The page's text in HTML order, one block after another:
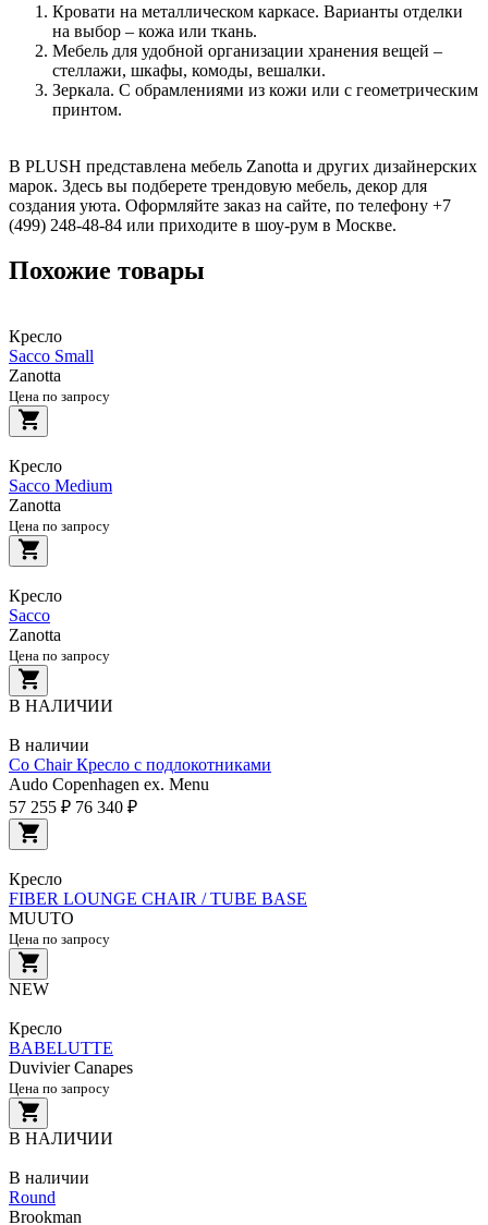
Кровати на металлическом каркасе. Варианты отделки
на выбор – кожа или ткань.
Мебель для удобной организации хранения вещей –
стеллажи, шкафы, комоды, вешалки.
Зеркала. С обрамлениями из кожи или с геометрическим
принтом.
В PLUSH представлена мебель Zanotta и других дизайнерских
марок. Здесь вы подберете трендовую мебель, декор для
создания уюта. Оформляйте заказ на сайте, по телефону +7
(499) 248-48-84 или приходите в шоу-рум в Москве.
Похожие товары
Кресло
Sacco Small
Zanotta
Цена по запросу
Кресло
Sacco Medium
Zanotta
Цена по запросу
Кресло
Sacco
Zanotta
Цена по запросу
В НАЛИЧИИ
В наличии
Co Chair Кресло с подлокотниками
Audo Copenhagen ex. Menu
57 255 ₽ 76 340 ₽
Кресло
FIBER LOUNGE CHAIR / TUBE BASE
MUUTO
Цена по запросу
NEW
Кресло
BABELUTTE
Duvivier Canapes
Цена по запросу
В НАЛИЧИИ
В наличии
Round
Brookman